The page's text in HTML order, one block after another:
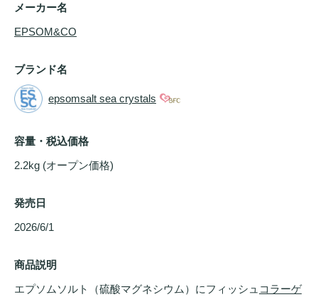
メーカー名
EPSOM&CO
ブランド名
epsomsalt sea crystals
容量・税込価格
2.2kg (オープン価格)
発売日
2026/6/1
商品説明
エプソムソルト（硫酸マグネシウム）にフィッシュ コラーゲ